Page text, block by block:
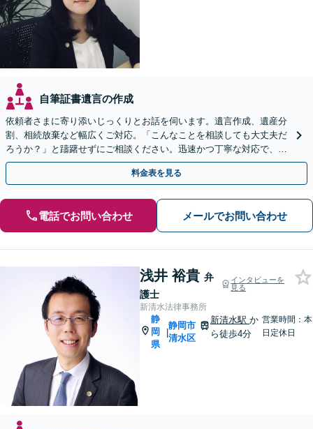
自筆証書遺言の作成
依頼者さまに寄り添いじっくりとお話を伺います。遺言作成、遺産分
割、相続放棄など幅広くご対応。「こんなことを相談しても大丈夫だ
ろうか？」と躊躇せずにご相談ください。迅速かつ丁寧な対応で、今
後の親族関係も考慮しながら進めます。
料金表を見る
電話でお問い合わせ メールでお問い合わせ
浅井 裕貴 弁
護士
インタビューを
見る
新清水法律事務所
静
岡
県
|
静岡市
清水区
新清水駅か
ら徒歩4分
営業時間：本
日定休日